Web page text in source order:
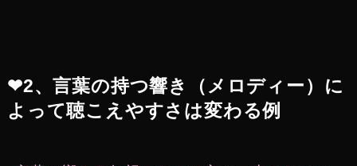
❤︎2、言葉の持つ響き（メロディー）に
よって聴こえやすさは変わる例